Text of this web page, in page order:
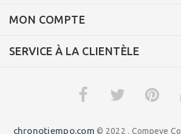
MON COMPTE
SERVICE À LA CLIENTÈLE
chronotiempo.com © 2022 . Compeve